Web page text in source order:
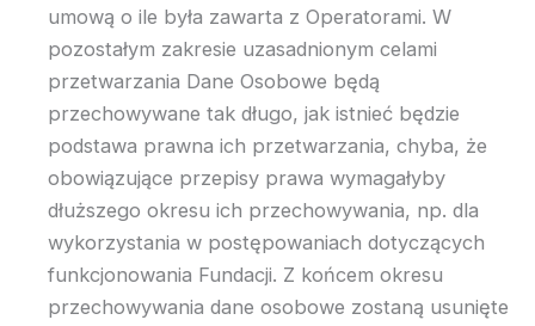
umową o ile była zawarta z Operatorami. W
pozostałym zakresie uzasadnionym celami
przetwarzania Dane Osobowe będą
przechowywane tak długo, jak istnieć będzie
podstawa prawna ich przetwarzania, chyba, że
obowiązujące przepisy prawa wymagałyby
dłuższego okresu ich przechowywania, np. dla
wykorzystania w postępowaniach dotyczących
funkcjonowania Fundacji. Z końcem okresu
przechowywania dane osobowe zostaną usunięte